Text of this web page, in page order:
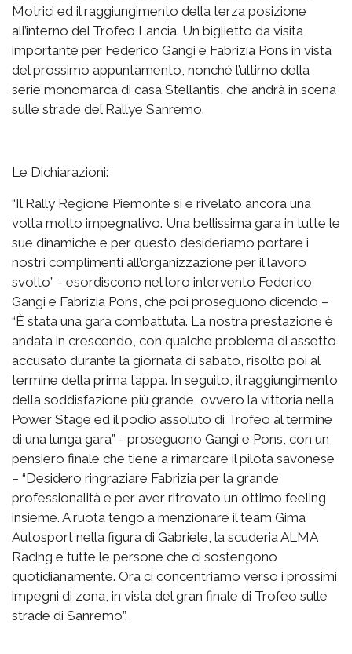
Motrici ed il raggiungimento della terza posizione
all’interno del Trofeo Lancia. Un biglietto da visita
importante per Federico Gangi e Fabrizia Pons in vista
del prossimo appuntamento, nonché l’ultimo della
serie monomarca di casa Stellantis, che andrà in scena
sulle strade del Rallye Sanremo.
Le Dichiarazioni:
“Il Rally Regione Piemonte si è rivelato ancora una
volta molto impegnativo. Una bellissima gara in tutte le
sue dinamiche e per questo desideriamo portare i
nostri complimenti all’organizzazione per il lavoro
svolto” - esordiscono nel loro intervento Federico
Gangi e Fabrizia Pons, che poi proseguono dicendo –
“È stata una gara combattuta. La nostra prestazione è
andata in crescendo, con qualche problema di assetto
accusato durante la giornata di sabato, risolto poi al
termine della prima tappa. In seguito, il raggiungimento
della soddisfazione più grande, ovvero la vittoria nella
Power Stage ed il podio assoluto di Trofeo al termine
di una lunga gara” - proseguono Gangi e Pons, con un
pensiero finale che tiene a rimarcare il pilota savonese
– “Desidero ringraziare Fabrizia per la grande
professionalità e per aver ritrovato un ottimo feeling
insieme. A ruota tengo a menzionare il team Gima
Autosport nella figura di Gabriele, la scuderia ALMA
Racing e tutte le persone che ci sostengono
quotidianamente. Ora ci concentriamo verso i prossimi
impegni di zona, in vista del gran finale di Trofeo sulle
strade di Sanremo”.